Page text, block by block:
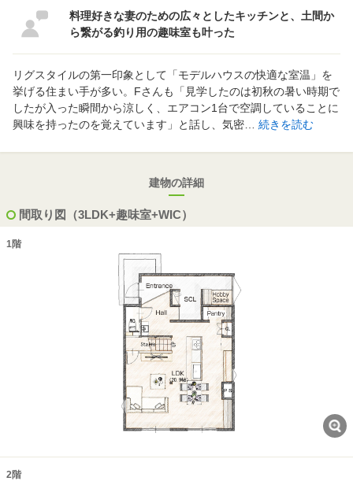
料理好きな妻のための広々としたキッチンと、土間か
ら繋がる釣り用の趣味室も叶った
リグスタイルの第一印象として「モデルハウスの快適な室温」を
挙げる住まい手が多い。Fさんも「見学したのは初秋の暑い時期で
したが入った瞬間から涼しく、エアコン1台で空調していることに
興味を持ったのを覚えています」と話し、気密… 続きを読む
建物の詳細
間取り図（3LDK+趣味室+WIC）
1階
2階